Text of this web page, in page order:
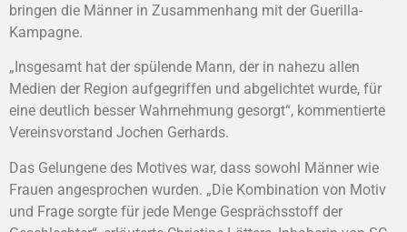
bringen die Männer in Zusammenhang mit der Guerilla-
Kampagne.
„Insgesamt hat der spülende Mann, der in nahezu allen
Medien der Region aufgegriffen und abgelichtet wurde, für
eine deutlich besser Wahrnehmung gesorgt“, kommentierte
Vereinsvorstand Jochen Gerhards.
Das Gelungene des Motives war, dass sowohl Männer wie
Frauen angesprochen wurden. „Die Kombination von Motiv
und Frage sorgte für jede Menge Gesprächsstoff der